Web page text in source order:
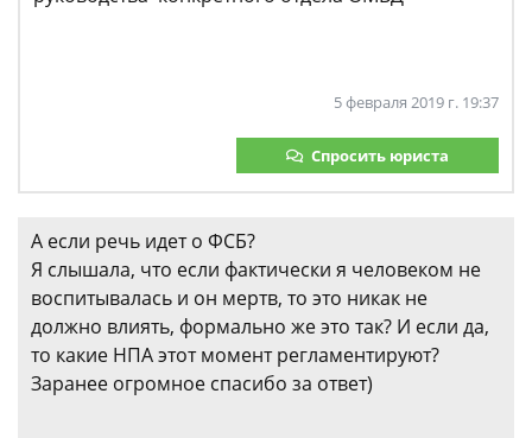
5 февраля 2019 г. 19:37
Спросить юриста
А если речь идет о ФСБ?
Я слышала, что если фактически я человеком не
воспитывалась и он мертв, то это никак не
должно влиять, формально же это так? И если да,
то какие НПА этот момент регламентируют?
Заранее огромное спасибо за ответ)